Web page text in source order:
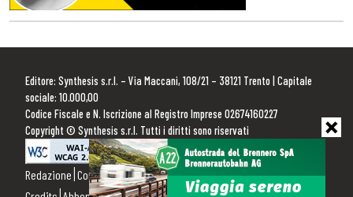
Editore: Synthesis s.r.l. – Via Maccani, 108/21 – 38121 Trento | Capitale
sociale: 10.000,00
Codice Fiscale e N. Iscrizione al Registro Imprese 02674160227
Copyright © Synthesis s.r.l. Tutti i diritti sono riservati
Redazione Contattaci Pubblicità Privacy Policy Cookie Policy